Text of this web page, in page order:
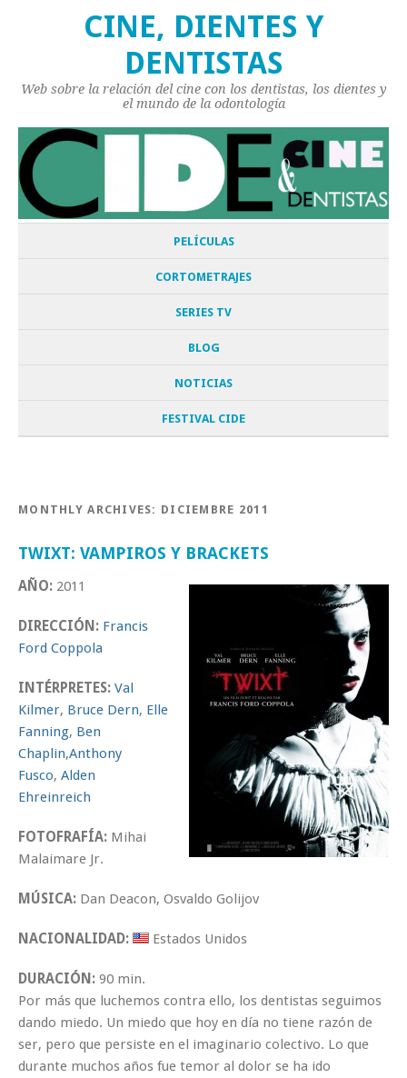
CINE, DIENTES Y
DENTISTAS
Web sobre la relación del cine con los dentistas, los dientes y
el mundo de la odontología
PELÍCULAS
CORTOMETRAJES
SERIES TV
BLOG
NOTICIAS
FESTIVAL CIDE
MONTHLY ARCHIVES: DICIEMBRE 2011
TWIXT: VAMPIROS Y BRACKETS
AÑO: 2011
DIRECCIÓN: Francis
Ford Coppola
INTÉRPRETES: Val
Kilmer, Bruce Dern, Elle
Fanning, Ben
Chaplin,Anthony
Fusco, Alden
Ehreinreich
FOTOFRAFÍA: Mihai
Malaimare Jr.
MÚSICA: Dan Deacon, Osvaldo Golijov
NACIONALIDAD: Estados Unidos
DURACIÓN: 90 min.
Por más que luchemos contra ello, los dentistas seguimos
dando miedo. Un miedo que hoy en día no tiene razón de
ser, pero que persiste en el imaginario colectivo. Lo que
durante muchos años fue temor al dolor se ha ido